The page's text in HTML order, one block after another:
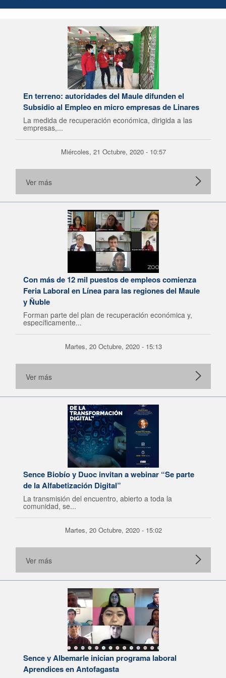
En terreno: autoridades del Maule difunden el
Subsidio al Empleo en micro empresas de Linares
La medida de recuperación económica, dirigida a las
empresas,...
Miércoles, 21 Octubre, 2020 - 10:57
Ver más
Con más de 12 mil puestos de empleos comienza
Feria Laboral en Línea para las regiones del Maule
y Ñuble
Forman parte del plan de recuperación económica y,
específicamente...
Martes, 20 Octubre, 2020 - 15:13
Ver más
Sence Biobío y Duoc invitan a webinar “Se parte
de la Alfabetización Digital”
La transmisión del encuentro, abierto a toda la
comunidad, se...
Martes, 20 Octubre, 2020 - 15:02
Ver más
Sence y Albemarle inician programa laboral
Aprendices en Antofagasta